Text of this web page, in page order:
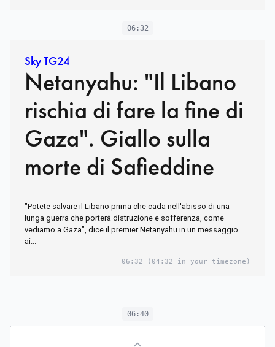
06:32
Sky TG24
Netanyahu: "Il Libano
rischia di fare la fine di
Gaza". Giallo sulla
morte di Safieddine
"Potete salvare il Libano prima che cada nell'abisso di una
lunga guerra che porterà distruzione e sofferenza, come
vediamo a Gaza", dice il premier Netanyahu in un messaggio
ai...
06:32 (04:32 in your timezone)
06:40